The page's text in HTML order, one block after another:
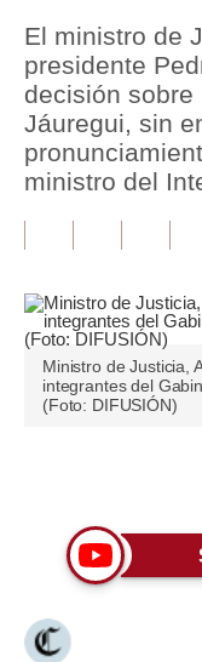
Política
Tu Dinero
Finanzas Personales
Inmobiliarias
Plus G
Editorial
Pregunta de hoy
Blogs
Viajes
Estilos
El ministro de
presidente
decisión
Jáuregui, sin
ministro del
Ministro de Justicia,
integrantes del
(Foto: DIFUSIÓN)